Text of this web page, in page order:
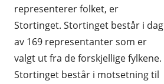
representerer folket, er
Stortinget. Stortinget består i dag
av 169 representanter som er
valgt ut fra de forskjellige fylkene.
Stortinget består i motsetning til